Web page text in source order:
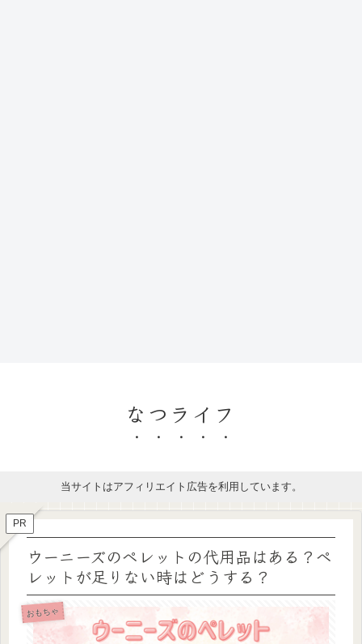
なつライフ
当サイトはアフィリエイト広告を利用しています。
PR
ウーニーズのペレットの代用品はある？ペ
レットが足りない時はどうする？
おもちゃ